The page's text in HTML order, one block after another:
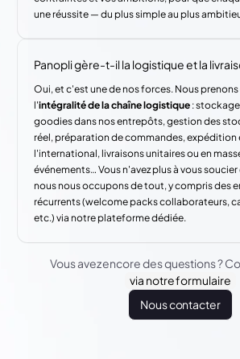
une réussite — du plus simple au plus
Panopli gère-t-il la logistique et la
Oui, et c'est une de nos forces. Nous
l'intégralité de la chaîne logistique :
goodies dans nos entrepôts, gestion des
réel, préparation de commandes, expédition
l'international, livraisons unitaires ou en
événements… Vous n'avez plus à vous
nous nous occupons de tout, y compris des
récurrents (welcome packs collaborateurs,
etc.) via notre plateforme dédiée.
Vous avez encore des questions ?
via notre formulaire
Nous contacter